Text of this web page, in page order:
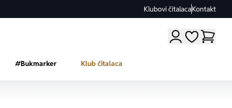
Klubovi čitalacaKontakt
Moji omiljeni
#Bukmarker Klub čitalaca